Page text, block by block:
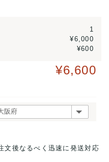
1
¥6,000
¥600
¥6,600
文後なるべく迅速に発送対応